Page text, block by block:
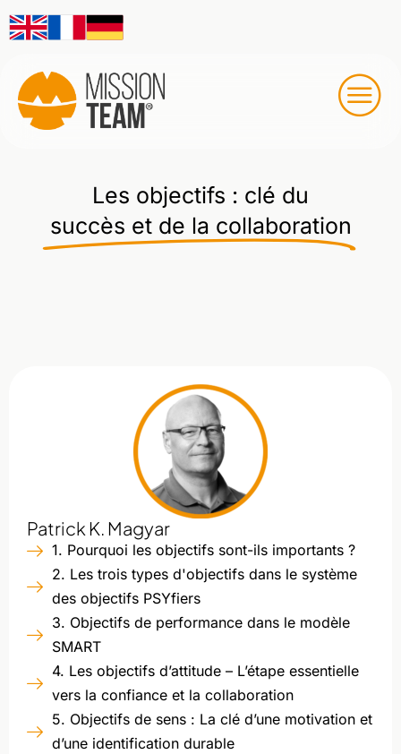
Les objectifs : clé du
succès et de la collaboration
Patrick K. Magyar
1. Pourquoi les objectifs sont-ils importants ?
2. Les trois types d'objectifs dans le système
des objectifs PSYfiers
3. Objectifs de performance dans le modèle
SMART
4. Les objectifs d’attitude – L’étape essentielle
vers la confiance et la collaboration
5. Objectifs de sens : La clé d’une motivation et
d’une identification durable